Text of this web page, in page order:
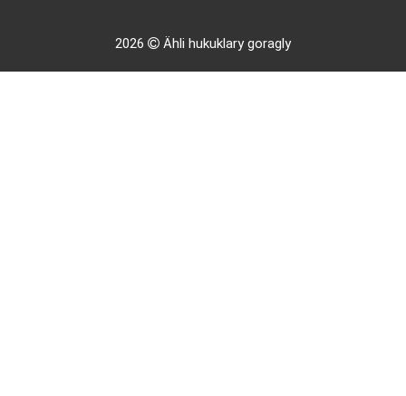
2026 Ähli hukuklary goragly